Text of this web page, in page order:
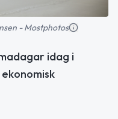
- Mostphotos
idag i